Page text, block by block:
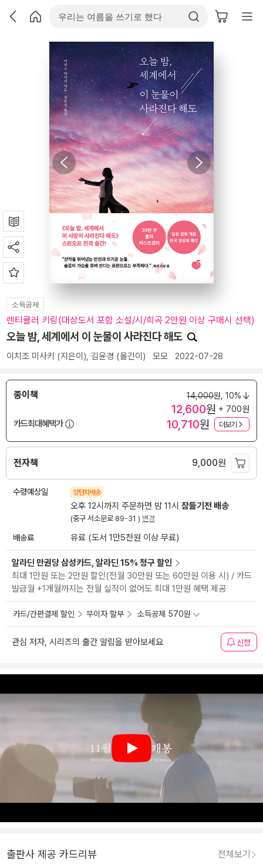
소득공제
렌티큘러 키링(대상도서 포함 소설/시/희곡 2만원 이상 구매시 선택)
오늘 밤, 세계에서 이 눈물이 사라진다 해도
이치조 미사키 (지은이), 김윤경 (옮긴이) 모모 2022-07-28
종이책 14,000원, 10%
12,600원 + 700원
카드최대혜택가
10,710원 더보기
전자책 9,000원
수령예상일 양탄자배송
오후 12시까지 주문하면 밤 11시 잠들기전 배송
(중구 서소문로 89-31 ) 변경
배송료 유료 (도서 1만5천원 이상 무료)
알라딘 만권당 삼성카드, 알라딘 15% 청구 할인
최대 1만원 또는 2만원 할인(전월 30만원 또는 60만원 이용 시) / 카드
발급월 +1개월까지는 전월 실적이 없어도 최대 1만원 혜택 제공
카드/간편결제 할인 무이자 할부 소득공제 570원
관심 저자, 시리즈의 출간 알림을 받아보세요 신청
Play
출판사 제공 카드리뷰 전체보기